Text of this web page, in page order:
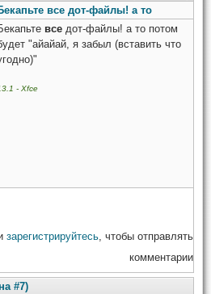
все дот-файлы! а то
все дот-файлы! а то потом
"айайай, я забыл (вставить что
- Xfce
зарегистрируйтесь , чтобы отправлять
комментарии
#7)